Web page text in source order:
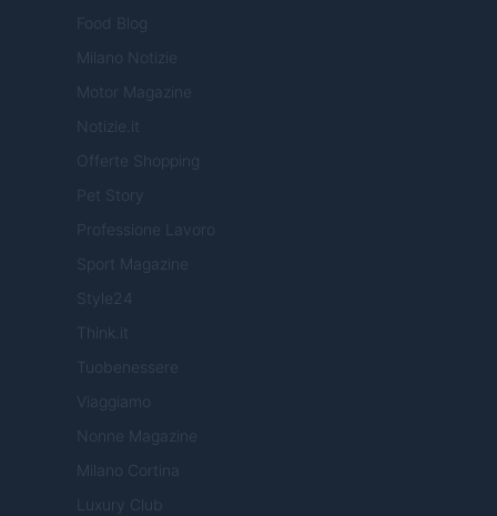
Food Blog
Milano Notizie
Motor Magazine
Notizie.it
Offerte Shopping
Pet Story
Professione Lavoro
Sport Magazine
Style24
Think.it
Tuobenessere
Viaggiamo
Nonne Magazine
Milano Cortina
Luxury Club